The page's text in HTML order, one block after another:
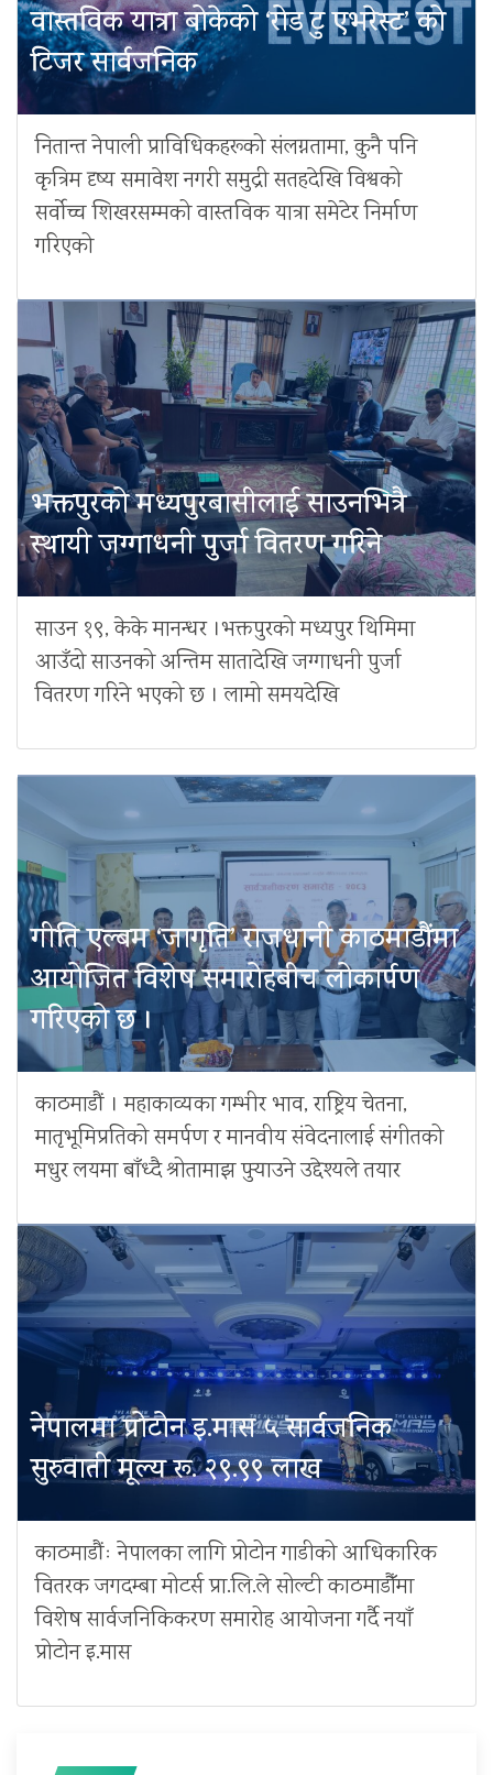
वास्तविक यात्रा बोकेको ‘रोड टु एभरेस्ट’ को
टिजर सार्वजनिक
नितान्त नेपाली प्राविधिकहरूको संलग्नतामा, कुनै पनि
कृत्रिम दृष्य समावेश नगरी समुद्री सतहदेखि विश्वको
सर्वोच्च शिखरसम्मको वास्तविक यात्रा समेटेर निर्माण
गरिएको
भक्तपुरको मध्यपुरबासीलाई साउनभित्रै
स्थायी जग्गाधनी पुर्जा वितरण गरिने
साउन १९, केके मानन्धर ।भक्तपुरको मध्यपुर थिमिमा
आउँदो साउनको अन्तिम सातादेखि जग्गाधनी पुर्जा
वितरण गरिने भएको छ । लामो समयदेखि
गीति एल्बम ‘जागृति’ राजधानी काठमाडौंमा
आयोजित विशेष समारोहबीच लोकार्पण
गरिएको छ ।
काठमाडौं । महाकाव्यका गम्भीर भाव, राष्ट्रिय चेतना,
मातृभूमिप्रतिको समर्पण र मानवीय संवेदनालाई संगीतको
मधुर लयमा बाँध्दै श्रोतामाझ पुर्‍याउने उद्देश्यले तयार
नेपालमा प्रोटोन इ.मास ५ सार्वजनिक
सुरुवाती मूल्य रू. २९.९९ लाख
काठमाडौंः नेपालका लागि प्रोटोन गाडीको आधिकारिक
वितरक जगदम्बा मोटर्स प्रा.लि.ले सोल्टी काठमाडौँमा
विशेष सार्वजनिकिकरण समारोह आयोजना गर्दै नयाँ
प्रोटोन इ.मास